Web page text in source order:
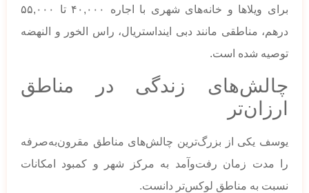
برای ویلاها و خانه‌های شهری با اجاره ۴۰,۰۰۰ تا ۵۵,۰۰۰
درهم، مناطقی مانند دبی اینداستریال، راس الخور و النهضه
توصیه شده است.
چالش‌های زندگی در مناطق
ارزان‌تر
یوسف یکی از بزرگ‌ترین چالش‌های مناطق مقرون‌به‌صرفه
را مدت زمان رفت‌وآمد به مرکز شهر و کمبود امکانات
نسبت به مناطق لوکس‌تر دانست.